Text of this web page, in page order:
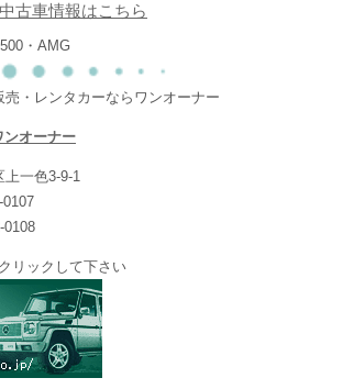
古車情報はこちら
・AMG
・レンタカーならワンオーナー
ンオーナー
一色3-9-1
0107
0108
リックして下さい